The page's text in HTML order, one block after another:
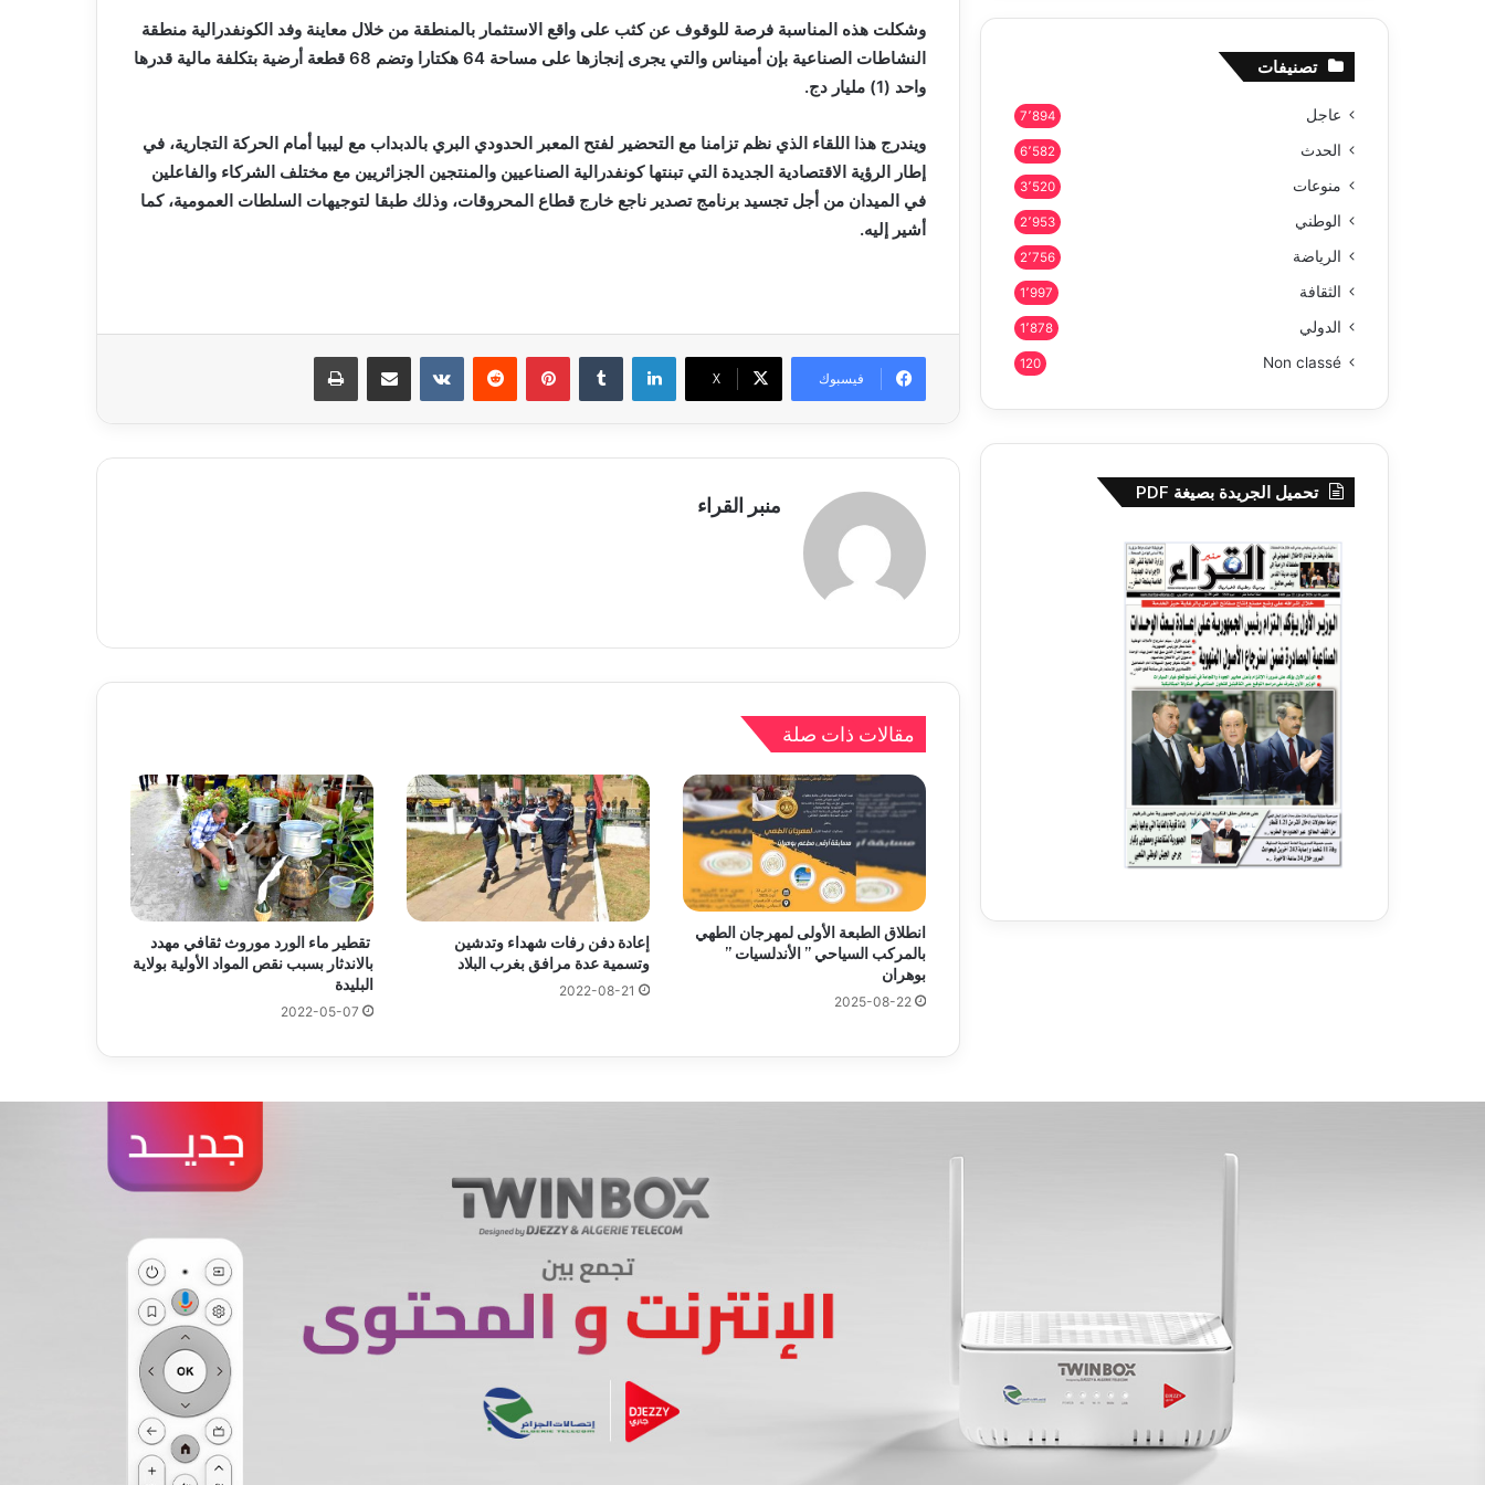
وشكلت هذه المناسبة فرصة للوقوف عن كثب على واقع الاستثمار بالمنطقة من خلال معاينة وفد الكونفدرالية منطقة
النشاطات الصناعية بإن أميناس والتي يجرى إنجازها على مساحة 64 هكتارا وتضم 68 قطعة أرضية بتكلفة مالية قدرها
واحد (1) مليار دج.
ويندرج هذا اللقاء الذي نظم تزامنا مع التحضير لفتح المعبر الحدودي البري بالدبداب مع ليبيا أمام الحركة التجارية، في
إطار الرؤية الاقتصادية الجديدة التي تبنتها كونفدرالية الصناعيين والمنتجين الجزائريين مع مختلف الشركاء والفاعلين
في الميدان من أجل تجسيد برنامج تصدير ناجع خارج قطاع المحروقات، وذلك طبقا لتوجيهات السلطات العمومية، كما
أشير إليه.
فيسبوك X
لينكدإن بينتيريست مشاركة عبر البريد
منبر القراء
مقالات ذات صلة
انطلاق الطبعة الأولى لمهرجان الطهي
بالمركب السياحي ” الأندلسيات ”
بوهران
2025-08-22
إعادة دفن رفات شهداء وتدشين
وتسمية عدة مرافق بغرب البلاد
2022-08-21
تقطير ماء الورد موروث ثقافي مهدد
بالاندثار بسبب نقص المواد الأولية بولاية
البليدة
2022-05-07
تصنيفات
عاجل 7٬894
الحدث 6٬582
منوعات 3٬520
الوطني 2٬953
الرياضة 2٬756
الثقافة 1٬997
الدولي 1٬878
Non classé
120
تحميل الجريدة بصيغة PDF